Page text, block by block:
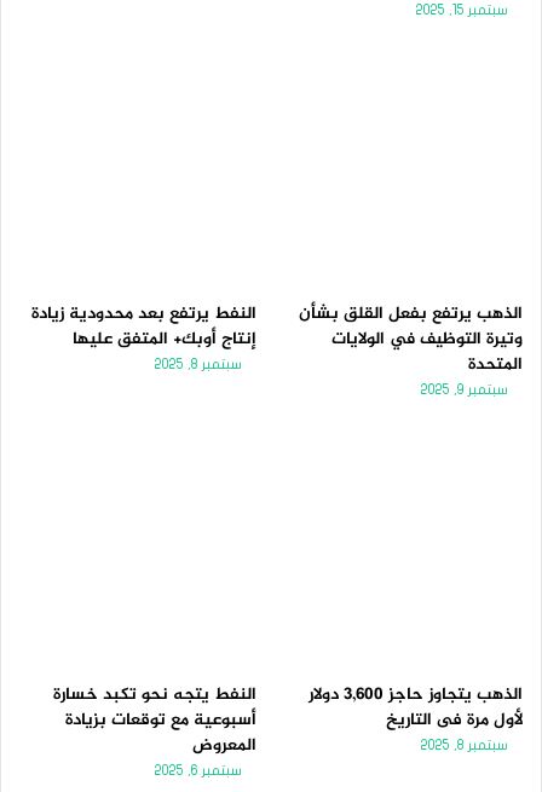
سبتمبر 15, 2025
الذهب يرتفع بفعل القلق بشأن
وتيرة التوظيف في الولايات
المتحدة
سبتمبر 9, 2025
النفط يرتفع بعد محدودية زيادة
إنتاج أوبك+ المتفق عليها
سبتمبر 8, 2025
الذهب يتجاوز حاجز 3,600 دولار
لأول مرة فى التاريخ
سبتمبر 8, 2025
النفط يتجه نحو تكبد خسارة
أسبوعية مع توقعات بزيادة
المعروض
سبتمبر 6, 2025